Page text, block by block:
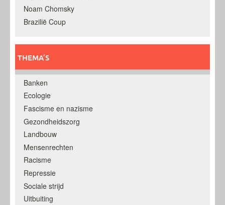
Noam Chomsky
Brazilië Coup
THEMA’S
Banken
Ecologie
Fascisme en nazisme
Gezondheidszorg
Landbouw
Mensenrechten
Racisme
Repressie
Sociale strijd
Uitbuiting